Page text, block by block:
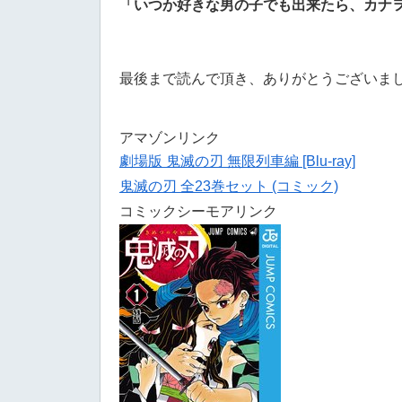
「 いつか好きな男の子でも出来たら、カナ
最後まで読んで頂き、ありがとうございま
アマゾンリンク
劇場版 鬼滅の刃 無限列車編 [Blu-ray]
鬼滅の刃 全23巻セット (コミック)
コミックシーモアリンク